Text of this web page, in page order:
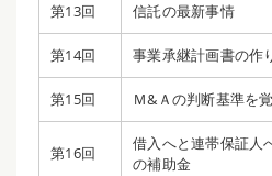
第13回 信託の最新事情
第14回 事業承継計画書の作
第15回 Ｍ&Ａの判断基準を
第16回
借入へと連帯保証人
の補助金